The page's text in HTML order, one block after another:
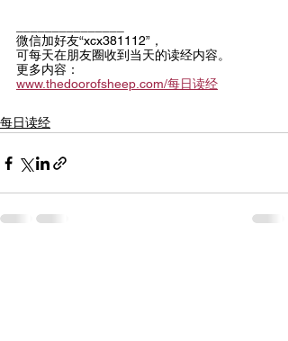
微信加好友“xcx381112”，
可每天在朋友圈收到当天的读经内容。
更多内容：
www.thedoorofsheep.com/每日读经
每日读经